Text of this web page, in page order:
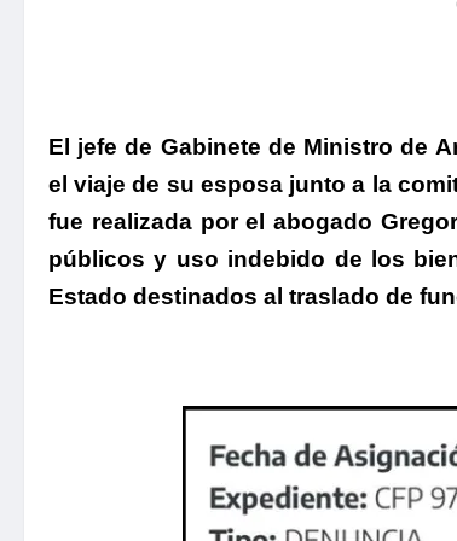
El jefe de Gabinete de Ministro de
el viaje de su esposa junto a la
fue realizada por el abogado
públicos y uso indebido de los
Estado destinados al traslado de